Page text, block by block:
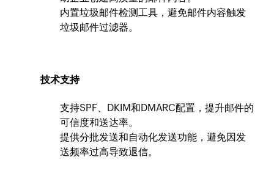
内置垃圾邮件检测工具，避免邮件内容触发
垃圾邮件过滤器。
技术支持
支持SPF、DKIM和DMARC配置，提升邮件的
可信度和送达率。
提供分批发送和自动化发送功能，避免因发
送频率过高导致退信。